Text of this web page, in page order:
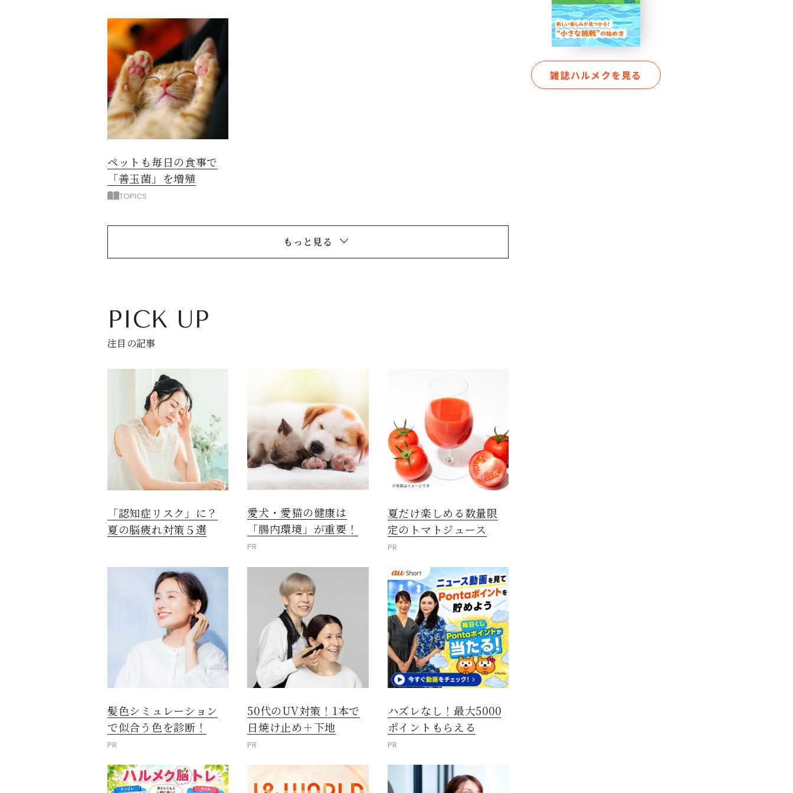
ペットも毎日の食事で
「善玉菌」を増殖
TOPICS
もっと見る
PICK UP
注目の記事
「認知症リスク」に？
夏の脳疲れ対策５選
愛犬・愛猫の健康は
「腸内環境」が重要！
PR
夏だけ楽しめる数量限
定のトマトジュース
PR
髪色シミュレーション
で似合う色を診断！
PR
50代のUV対策！1本で
日焼け止め＋下地
PR
ハズレなし！最大5000
ポイントもらえる
PR
雑誌ハルメクを見る